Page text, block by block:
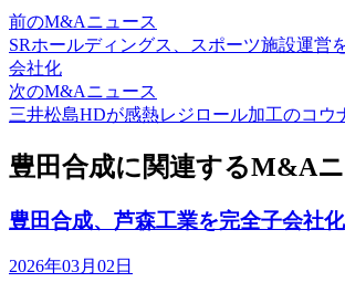
前のM&Aニュース
SRホールディングス、スポーツ施設運営
会社化
次のM&Aニュース
三井松島HDが感熱レジロール加工のコウ
豊田合成に関連するM&A
豊田合成、芦森工業を完全子会社化
2026年03月02日